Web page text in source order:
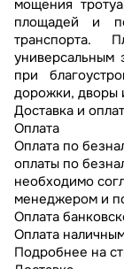
мощения
площадей и
универсальным
при
дорожки, дворы
Доставка и
Оплата
Оплата по
оплаты по
необходимо
менеджером и
Оплата
Оплата
Подробнее на